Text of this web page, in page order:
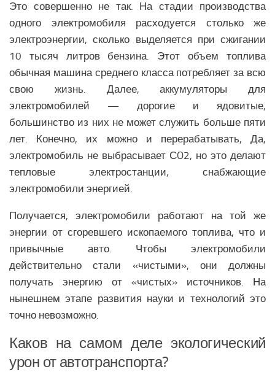
Это совершенно не так. На стадии производства
одного электромобиля расходуется столько же
электроэнергии, сколько выделяется при сжигании
10 тысяч литров бензина. Этот объем топлива
обычная машина среднего класса потребляет за всю
свою жизнь. Далее, аккумуляторы для
электромобилей — дорогие и ядовитые,
большинство из них не может служить больше пяти
лет. Конечно, их можно и перерабатывать, Да,
электромобиль не выбрасывает СO2, но это делают
тепловые электростанции, снабжающие
электромобили энергией.
Получается, электромобили работают на той же
энергии от сгоревшего ископаемого топлива, что и
привычные авто. Чтобы электромобили
действительно стали «чистыми», они должны
получать энергию от «чистых» источников. На
нынешнем этапе развития науки и технологий это
точно невозможно.
Каков на самом деле экологический
урон от автотранспорта?